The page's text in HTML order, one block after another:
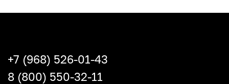
+7 (968) 526-01-43
8 (800) 550-32-11